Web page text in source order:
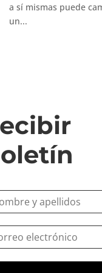
a sí mismas puede
un...